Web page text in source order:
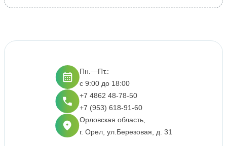
Пн.—Пт.:
с 9:00 до 18:00
+7 4862 48-78-50
+7 (953) 618-91-60
Орловская область,
г. Орел, ул.Березовая, д. 31